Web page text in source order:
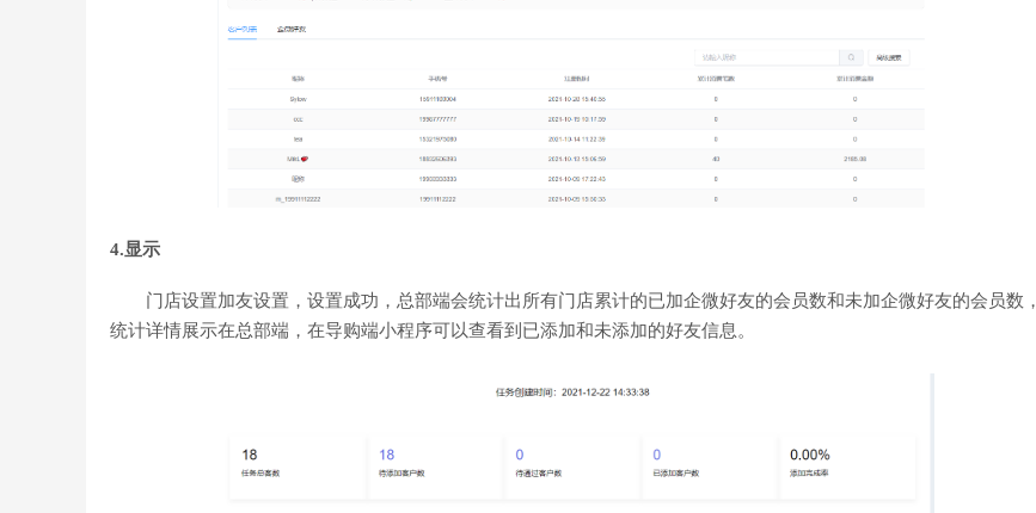
4.显示
门店设置加友设置，设置成功，总部端会统计出所有门店累计的已加企微好友的会员数和未加企微好友的会员数，
统计详情展示在总部端，在导购端小程序可以查看到已添加和未添加的好友信息。